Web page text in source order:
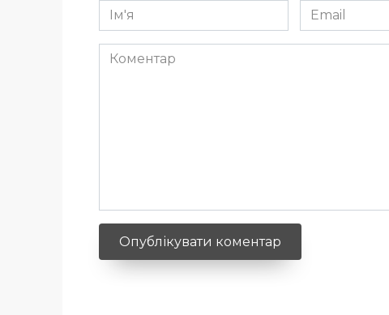
Ім'я
*
Email
*
Коментар